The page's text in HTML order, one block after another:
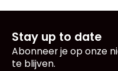
Stay up to date
Abonneer je op onze
te blijven.